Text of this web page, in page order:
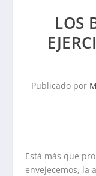
LOS
Publicado por
Está más que
envejecemos, la